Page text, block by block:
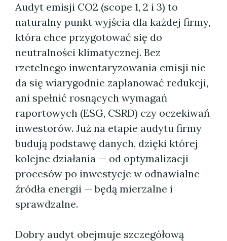
Audyt emisji CO2 (scope 1, 2 i 3) to
naturalny punkt wyjścia dla każdej firmy,
która chce przygotować się do
neutralności klimatycznej. Bez
rzetelnego inwentaryzowania emisji nie
da się wiarygodnie zaplanować redukcji,
ani spełnić rosnących wymagań
raportowych (ESG, CSRD) czy oczekiwań
inwestorów. Już na etapie audytu firmy
budują podstawę danych, dzięki której
kolejne działania — od optymalizacji
procesów po inwestycje w odnawialne
źródła energii — będą mierzalne i
sprawdzalne.
Dobry audyt obejmuje szczegółową